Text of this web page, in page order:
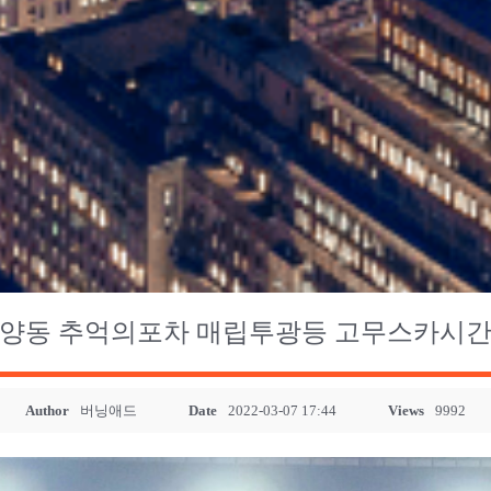
동 추억의포차 매립투광등 고무스카시
Author 버닝애드 Date 2022-03-07 17:44 Views 9992